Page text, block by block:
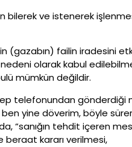
bilerek ve istenerek
(gazabın) failin iradesini
olarak kabul
mümkün değildir.
telefonundan gönderdiği
yine döverim, böyle
“sanığın tehdit içeren
beraat kararı verilmesi,